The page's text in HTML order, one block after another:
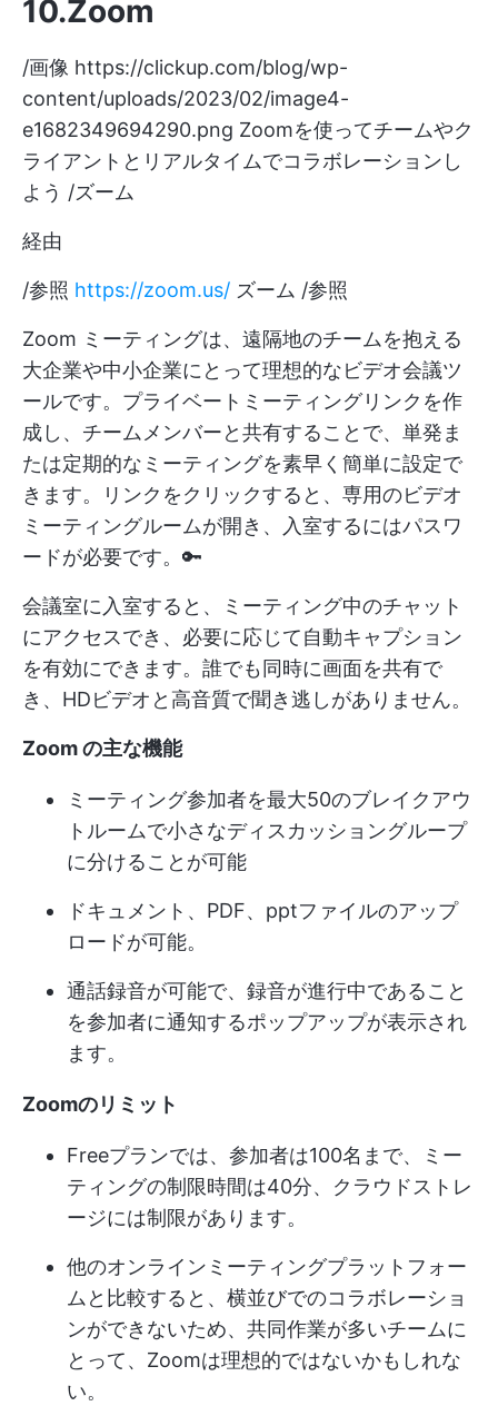
10.Zoom
/画像 https://clickup.com/blog/wp-
content/uploads/2023/02/image4-
e1682349694290.png Zoomを使ってチームやク
ライアントとリアルタイムでコラボレーションし
よう /ズーム
経由
/参照 https://zoom.us/ ズーム /参照
Zoom ミーティングは、遠隔地のチームを抱える
大企業や中小企業にとって理想的なビデオ会議ツ
ールです。プライベートミーティングリンクを作
成し、チームメンバーと共有することで、単発ま
たは定期的なミーティングを素早く簡単に設定で
きます。リンクをクリックすると、専用のビデオ
ミーティングルームが開き、入室するにはパスワ
ードが必要です。🔑
会議室に入室すると、ミーティング中のチャット
にアクセスでき、必要に応じて自動キャプション
を有効にできます。誰でも同時に画面を共有で
き、HDビデオと高音質で聞き逃しがありません。
Zoom の主な機能
ミーティング参加者を最大50のブレイクアウ
トルームで小さなディスカッショングループ
に分けることが可能
ドキュメント、PDF、pptファイルのアップ
ロードが可能。
通話録音が可能で、録音が進行中であること
を参加者に通知するポップアップが表示され
ます。
Zoomのリミット
Freeプランでは、参加者は100名まで、ミー
ティングの制限時間は40分、クラウドストレ
ージには制限があります。
他のオンラインミーティングプラットフォー
ムと比較すると、横並びでのコラボレーショ
ンができないため、共同作業が多いチームに
とって、Zoomは理想的ではないかもしれな
い。